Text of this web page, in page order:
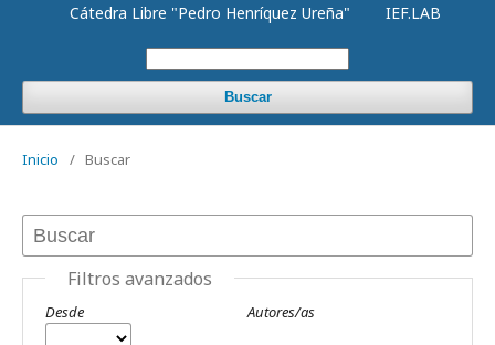
Cátedra Libre "Pedro Henríquez Ureña" IEF.LAB
Buscar
Inicio / Buscar
Filtros avanzados
Desde Autores/as